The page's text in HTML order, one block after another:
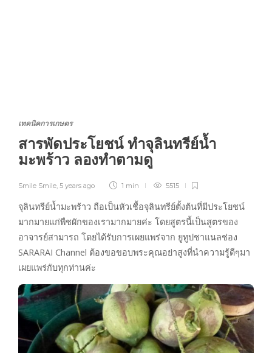
เทคนิคการเกษตร
สารพัดประโยชน์ ทำจุลินทรีย์น้ำ
มะพร้าว ลองทำตามดู
Smile Smile 5 years ago 1 min 5515
จุลินทรีย์น้ำมะพร้าว ถือเป็นหัวเชื้อจุลินทรีย์ตั้งต้นที่มีประโยชน์
มากมายแก่พืชผักของเรามากมายค่ะ โดยสูตรนี้เป็นสูตรของ
อาจารย์สามารถ โดยได้รับการเผยแพร่จาก ยูทูปชาแนลช่อง
SARARAI Channel ต้องขอขอบพระคุณอย่าสูงที่นำความรู้ดีๆมา
เผยแพร่กับทุกท่านค่ะ